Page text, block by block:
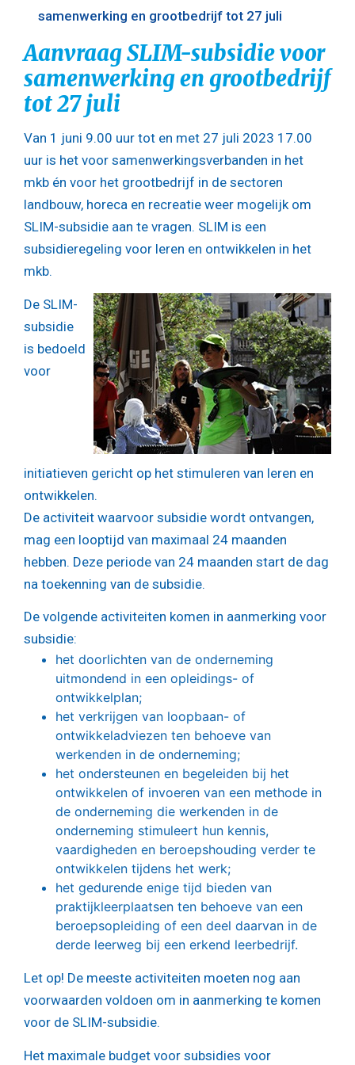
samenwerking en grootbedrijf tot 27 juli
Aanvraag SLIM-subsidie voor
samenwerking en grootbedrijf
tot 27 juli
Van 1 juni 9.00 uur tot en met 27 juli 2023 17.00
uur is het voor samenwerkingsverbanden in het
mkb én voor het grootbedrijf in de sectoren
landbouw, horeca en recreatie weer mogelijk om
SLIM-subsidie aan te vragen. SLIM is een
subsidieregeling voor leren en ontwikkelen in het
mkb.
De SLIM-
subsidie
is bedoeld
voor
initiatieven gericht op het stimuleren van leren en
ontwikkelen.
De activiteit waarvoor subsidie wordt ontvangen,
mag een looptijd van maximaal 24 maanden
hebben. Deze periode van 24 maanden start de dag
na toekenning van de subsidie.
De volgende activiteiten komen in aanmerking voor
subsidie:
het doorlichten van de onderneming
uitmondend in een opleidings- of
ontwikkelplan;
het verkrijgen van loopbaan- of
ontwikkeladviezen ten behoeve van
werkenden in de onderneming;
het ondersteunen en begeleiden bij het
ontwikkelen of invoeren van een methode in
de onderneming die werkenden in de
onderneming stimuleert hun kennis,
vaardigheden en beroepshouding verder te
ontwikkelen tijdens het werk;
het gedurende enige tijd bieden van
praktijkleerplaatsen ten behoeve van een
beroepsopleiding of een deel daarvan in de
derde leerweg bij een erkend leerbedrijf.
Let op! De meeste activiteiten moeten nog aan
voorwaarden voldoen om in aanmerking te komen
voor de SLIM-subsidie.
Het maximale budget voor subsidies voor